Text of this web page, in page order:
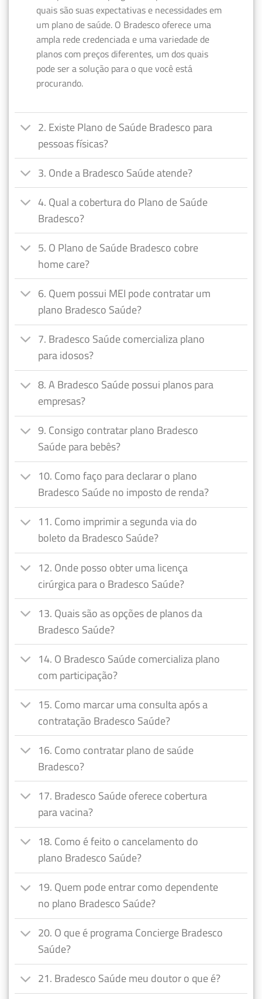
quais são suas expectativas e necessidades em
um plano de saúde. O Bradesco oferece uma
ampla rede credenciada e uma variedade de
planos com preços diferentes, um dos quais
pode ser a solução para o que você está
procurando.
2. Existe Plano de Saúde Bradesco para
pessoas físicas?
3. Onde a Bradesco Saúde atende?
4. Qual a cobertura do Plano de Saúde
Bradesco?
5. O Plano de Saúde Bradesco cobre
home care?
6. Quem possui MEI pode contratar um
plano Bradesco Saúde?
7. Bradesco Saúde comercializa plano
para idosos?
8. A Bradesco Saúde possui planos para
empresas?
9. Consigo contratar plano Bradesco
Saúde para bebês?
10. Como faço para declarar o plano
Bradesco Saúde no imposto de renda?
11. Como imprimir a segunda via do
boleto da Bradesco Saúde?
12. Onde posso obter uma licença
cirúrgica para o Bradesco Saúde?
13. Quais são as opções de planos da
Bradesco Saúde?
14. O Bradesco Saúde comercializa plano
com participação?
15. Como marcar uma consulta após a
contratação Bradesco Saúde?
16. Como contratar plano de saúde
Bradesco?
17. Bradesco Saúde oferece cobertura
para vacina?
18. Como é feito o cancelamento do
plano Bradesco Saúde?
19. Quem pode entrar como dependente
no plano Bradesco Saúde?
20. O que é programa Concierge Bradesco
Saúde?
21. Bradesco Saúde meu doutor o que é?